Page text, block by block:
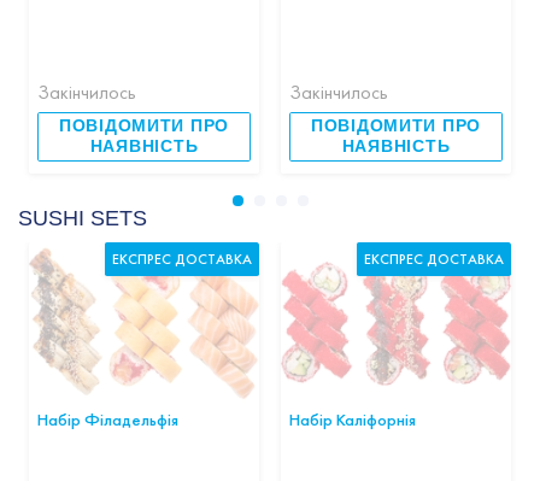
Закінчилось
ПОВІДОМИТИ ПРО
НАЯВНІСТЬ
Закінчилось
ПОВІДОМИТИ ПРО
НАЯВНІСТЬ
SUSHI SETS
Набір Філадельфія
ЕКСПРЕС ДОСТАВКА
Набір Каліфорнія
ЕКСПРЕС ДОСТАВКА